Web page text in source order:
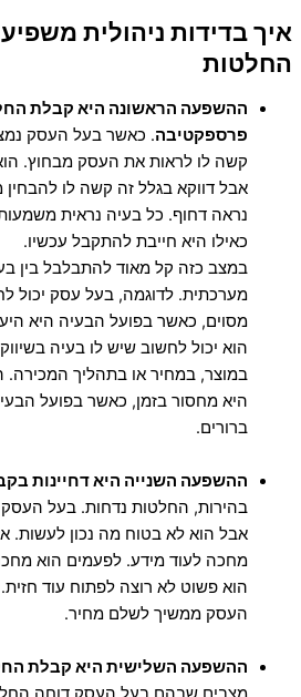
איך בדידות ניהולית
החלטות
ההשפעה הראשונה היא קבלת
פרספקטיבה. כאשר בעל העסק
קשה לו לראות את העסק מבחוץ.
אבל דווקא בגלל זה קשה לו
נראה דחוף. כל בעיה נראית
כאילו היא חייבת להתקבל עכשיו.
במצב כזה קל מאוד להתבלבל בין
מערכתית. לדוגמה, בעל עסק יכול
מסוים, כאשר בפועל הבעיה היא
הוא יכול לחשוב שיש לו בעיה
במוצר, במחיר או בתהליך המכירה.
היא מחסור בזמן, כאשר בפועל
ברורים.
ההשפעה השנייה היא דחיינות
בהירות, החלטות נדחות. בעל העסק
אבל הוא לא בטוח מה נכון לעשות.
מחכה לעוד מידע. לפעמים הוא
הוא פשוט לא רוצה לפתוח עוד
העסק ממשיך לשלם מחיר.
ההשפעה השלישית היא קבלת